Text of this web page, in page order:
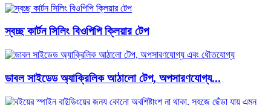
স্বচ্ছ কার্টন সিলিং বিওপিপি ক্লিয়ার টেপ
ডাবল সাইডেড অ্যাক্রিলিক আঠালো টেপ, অপসারণযোগ্য...